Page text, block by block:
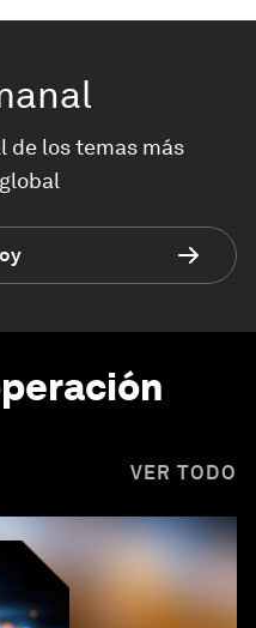
de los temas más
VER TODO